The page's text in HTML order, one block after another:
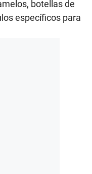
botellas de
específicos para